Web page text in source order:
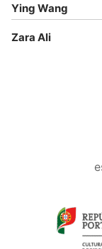
Ying Wang
Zara Ali